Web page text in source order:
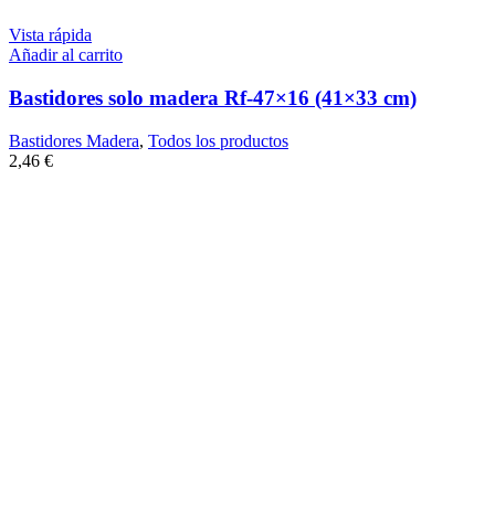
Vista rápida
Añadir al carrito
Bastidores solo madera Rf-47×16 (41×33 cm)
Bastidores Madera, Todos los productos
2,46 €